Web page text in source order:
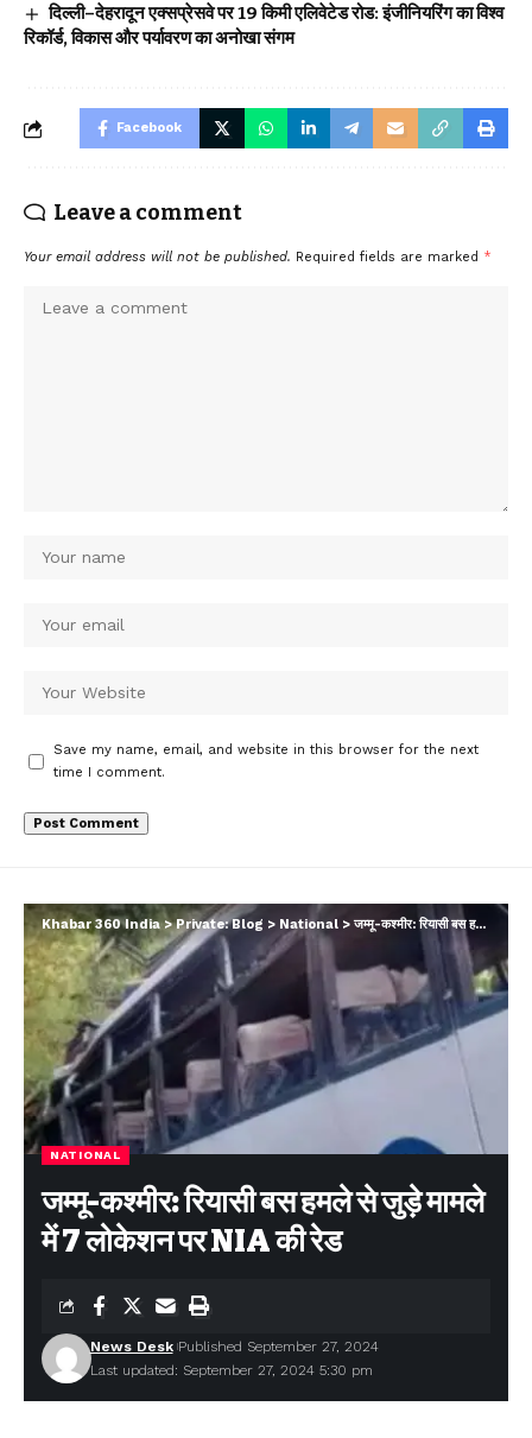
दिल्ली–देहरादून एक्सप्रेसवे पर 19 किमी एलिवेटेड रोड: इंजीनियरिंग का विश्व
रिकॉर्ड, विकास और पर्यावरण का अनोखा संगम
Facebook
Leave a comment
Your email address will not be published. Required fields are marked *
Save my name, email, and website in this browser for the next
time I comment.
Khabar 360 India>Private: Blog > National >जम्मू-कश्मीर: रियासी बस हमले से जुड़े मामले में 7 लोकेशन पर NIA की रेड
NATIONAL
जम्मू-कश्मीर: रियासी बस हमले से जुड़े मामले
में 7 लोकेशन पर NIA की रेड
Last updated: September 27, 2024 5:30 pm
News Desk Published September 27, 2024